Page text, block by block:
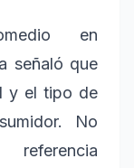
en
señaló que
y el tipo de
No